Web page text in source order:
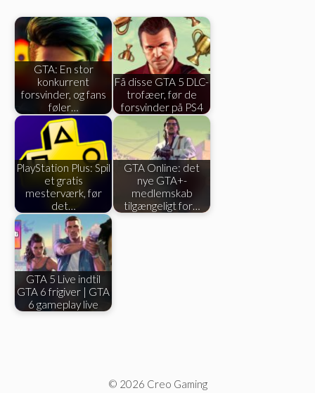
GTA: En stor
konkurrent
forsvinder, og fans
føler…
Få disse GTA 5 DLC-
trofæer, før de
forsvinder på PS4
PlayStation Plus: Spil
et gratis
mesterværk, før
det…
GTA Online: det
nye GTA+-
medlemskab
tilgængeligt for…
GTA 5 Live indtil
GTA 6 frigiver | GTA
6 gameplay live
© 2026 Creo Gaming